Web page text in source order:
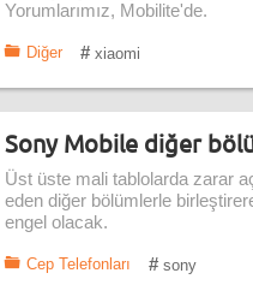
Yorumlarımız, Mobilite'de.
Diğer # xiaomi
Sony Mobile diğer
Üst üste mali tablolarda zarar
eden diğer bölümlerle
engel olacak.
Cep Telefonları # sony